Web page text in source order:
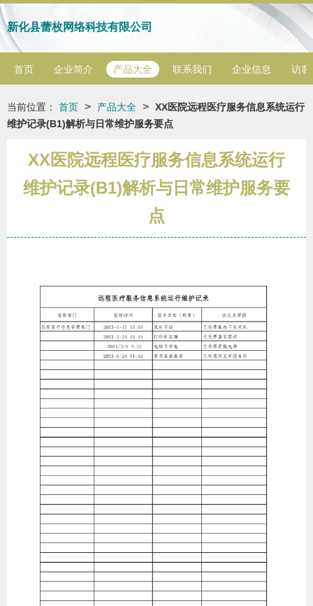
新化县蕾枚网络科技有限公司
首页 企业简介 产品大全 联系我们 企业信息 访客
当前位置： 首页 > 产品大全 > XX医院远程医疗服务信息系统运行
维护记录(B1)解析与日常维护服务要点
XX医院远程医疗服务信息系统运行
维护记录(B1)解析与日常维护服务要
点